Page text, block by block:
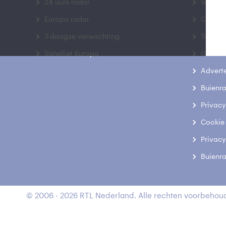
24 uurs radar
Europa radar
7-daagse verwachting
Satelliet Europa
Contact
© 2006 - 2026 RTL Nederland. Alle rechten